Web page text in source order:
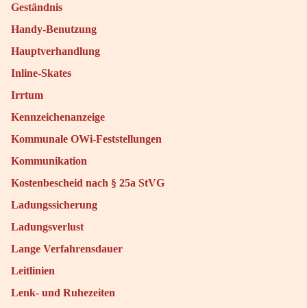
Geständnis
Handy-Benutzung
Hauptverhandlung
Inline-Skates
Irrtum
Kennzeichenanzeige
Kommunale OWi-Feststellungen
Kommunikation
Kostenbescheid nach § 25a StVG
Ladungssicherung
Ladungsverlust
Lange Verfahrensdauer
Leitlinien
Lenk- und Ruhezeiten